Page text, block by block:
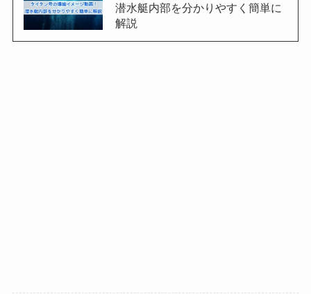
潜水艇内部を分かりやすく簡単に
解説